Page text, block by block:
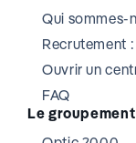
Qui sommes-
Recrutement
Ouvrir un
FAQ
Le